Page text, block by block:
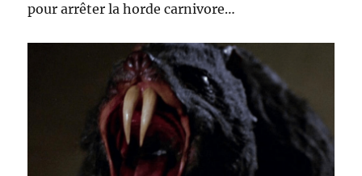
pour arrêter la horde carnivore…